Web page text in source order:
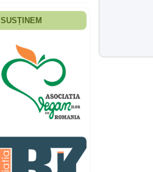
Fiica mea s-a nascut
ani, privind in urma
realizez cat de multe
greseli am facut in
educatia si cresterea
ei, am fost o mama
egoista, preocupata
de implinirea
profesionala, cand ea
era mica am neglijat-
agresiva, orice
greseala era taxata cu
o palma sau pedepse.
SUSȚINEM